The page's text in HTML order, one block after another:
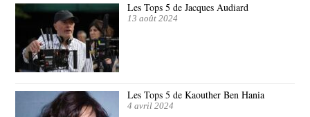
Les Tops 5 de Jacques Audiard
13 août 2024
Les Tops 5 de Kaouther Ben Hania
4 avril 2024